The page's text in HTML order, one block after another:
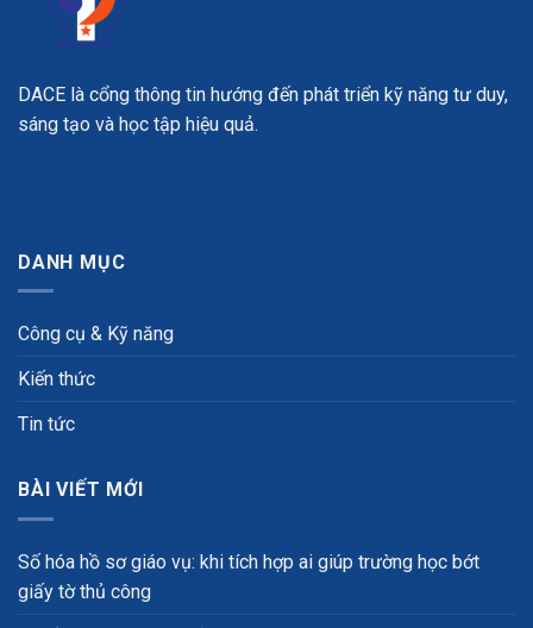
DACE là cổng thông tin hướng đến phát triển kỹ năng tư duy,
sáng tạo và học tập hiệu quả.
DANH MỤC
Công cụ & Kỹ năng
Kiến thức
Tin tức
BÀI VIẾT MỚI
Số hóa hồ sơ giáo vụ: khi tích hợp ai giúp trường học bớt
giấy tờ thủ công